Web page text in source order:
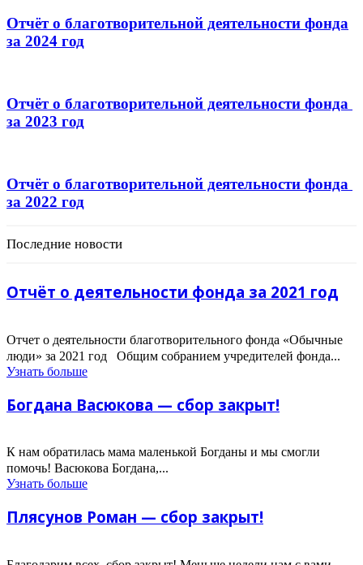
Отчёт о благотворительной деятельности фонда
за 2024 год
Отчёт о благотворительной деятельности фонда
за 2023 год
Отчёт о благотворительной деятельности фонда
за 2022 год
Последние новости
Отчёт о деятельности фонда за 2021 год
Отчет о деятельности благотворительного фонда «Обычные
люди» за 2021 год Общим собранием учредителей фонда...
Узнать больше
Богдана Васюкова — сбор закрыт!
К нам обратилась мама маленькой Богданы и мы смогли
помочь! Васюкова Богдана,...
Узнать больше
Плясунов Роман — сбор закрыт!